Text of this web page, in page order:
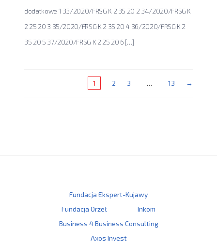
dodatkowe 1 33/2020/FRSG K 2 35 20 2 34/2020/FRSG K
2 25 20 3 35/2020/FRSG K 2 35 20 4 36/2020/FRSG K 2
35 20 5 37/2020/FRSG K 2 25 20 6 […]
1 2 3 … 13 →
Fundacja Ekspert-Kujawy
Fundacja Orzeł
Inkom
Business 4 Business Consulting
Axos Invest